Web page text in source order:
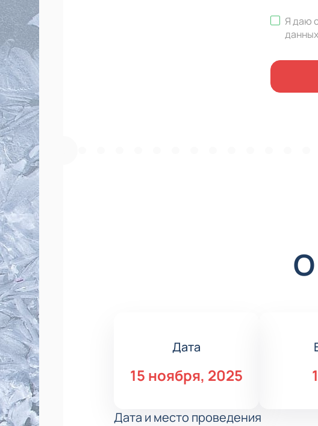
Я даю
данных
Дата
15 ноября, 2025
Дата и место проведения